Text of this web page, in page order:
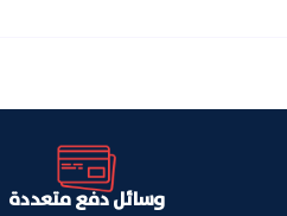
وسائل دفع متعددة